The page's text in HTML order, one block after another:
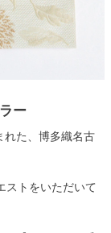
ー
れた、博多織名古
ストをいただいて